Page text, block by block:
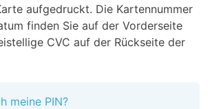
aufgedruckt. Die Kartennummer
finden Sie auf der Vorderseite
CVC auf der Rückseite der
meine PIN?